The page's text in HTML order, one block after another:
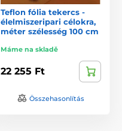
Teflon fólia tekercs -
élelmiszeripari célokra,
méter szélesség 100 cm
Máme na skladě
22 255 Ft
Összehasonlítás